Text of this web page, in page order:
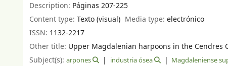
Description: Páginas 207-225
Content type: Texto (visual) Media type:electrónico
ISSN: 1132-2217
Other title: Upper Magdalenian harpoons in the
Subject(s): arpones industria ósea Magdaleniense